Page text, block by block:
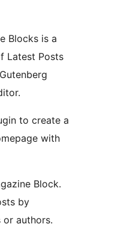
Blocks is a
Latest Posts
to create a
with
Block.
by
authors.